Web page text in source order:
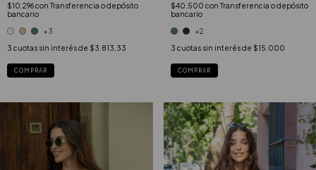
$10.296con Transferencia o depósito
bancario
+3
3 cuotas sin interés de $3.813,33
COMPRAR
$40.500 con Transferencia o depósito
bancario
+2
3 cuotas sin interés de $15.000
COMPRAR